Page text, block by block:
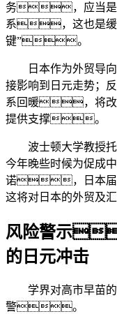
务，应当是
系，这也是缓
键”。
日本作为外贸
接影响到日元走势
系回暖，将
提供支撑。
波士顿大学教授
今年晚些时候为促成
诺，日本届
这将对日本的外贸及
风险警示
的日元冲击
学界对高市早苗
警。